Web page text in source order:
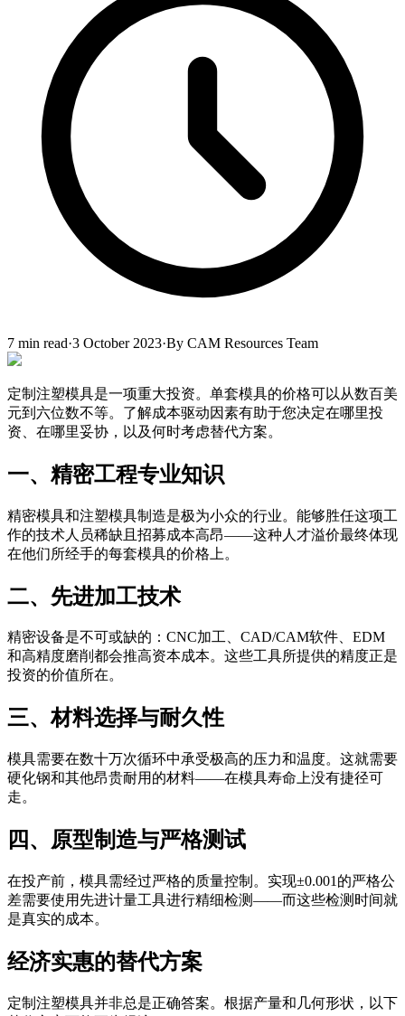
7 min read·3 October 2023·By CAM Resources Team
定制注塑模具是一项重大投资。单套模具的价格可以从数百美
元到六位数不等。了解成本驱动因素有助于您决定在哪里投
资、在哪里妥协，以及何时考虑替代方案。
一、精密工程专业知识
精密模具和注塑模具制造是极为小众的行业。能够胜任这项工
作的技术人员稀缺且招募成本高昂——这种人才溢价最终体现
在他们所经手的每套模具的价格上。
二、先进加工技术
精密设备是不可或缺的：CNC加工、CAD/CAM软件、EDM
和高精度磨削都会推高资本成本。这些工具所提供的精度正是
投资的价值所在。
三、材料选择与耐久性
模具需要在数十万次循环中承受极高的压力和温度。这就需要
硬化钢和其他昂贵耐用的材料——在模具寿命上没有捷径可
走。
四、原型制造与严格测试
在投产前，模具需经过严格的质量控制。实现±0.001的严格公
差需要使用先进计量工具进行精细检测——而这些检测时间就
是真实的成本。
经济实惠的替代方案
定制注塑模具并非总是正确答案。根据产量和几何形状，以下